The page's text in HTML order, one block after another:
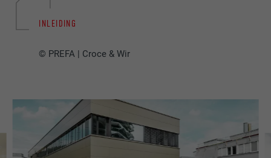
INLEIDING
© PREFA | Croce & Wir